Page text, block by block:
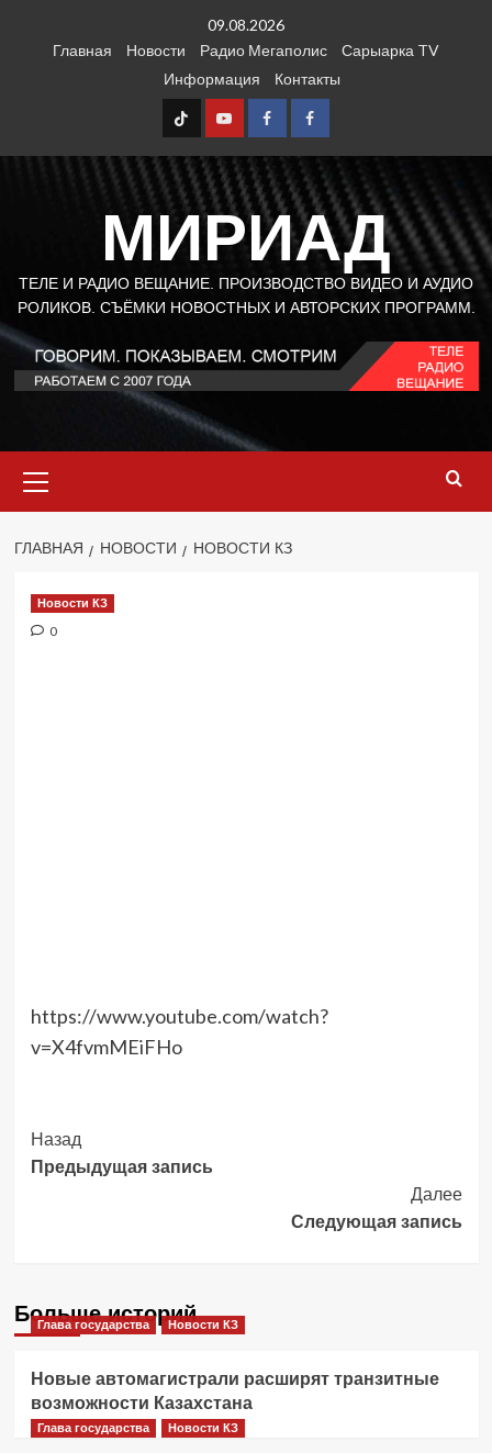
09.08.2026
Главная
Новости Радио Мегаполис
Сарыарка TV
Информация
Контакты
TT Youtube
FB1 FB2
МИРИАД
ТЕЛЕ И РАДИО ВЕЩАНИЕ. ПРОИЗВОДСТВО ВИДЕО И АУДИО
РОЛИКОВ. СЪЁМКИ НОВОСТНЫХ И АВТОРСКИХ ПРОГРАММ.
меню
ГЛАВНАЯ НОВОСТИ НОВОСТИ КЗ
Новости КЗ
0
https://www.youtube.com/watch?
v=X4fvmMEiFHo
Post
Navigation
Назад
Предыдущая запись
Далее
Следующая запись
Больше историй
Глава государства Новости КЗ
Новые автомагистрали расширят транзитные
возможности Казахстана
Глава государства Новости КЗ